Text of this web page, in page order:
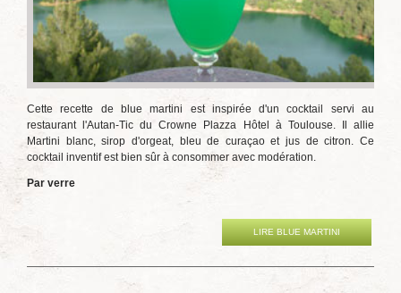
Cette recette de blue martini est inspirée d'un cocktail servi au
restaurant l'Autan-Tic du Crowne Plazza Hôtel à Toulouse. Il allie
Martini blanc, sirop d'orgeat, bleu de curaçao et jus de citron. Ce
cocktail inventif est bien sûr à consommer avec modération.
Par verre
LIRE BLUE MARTINI